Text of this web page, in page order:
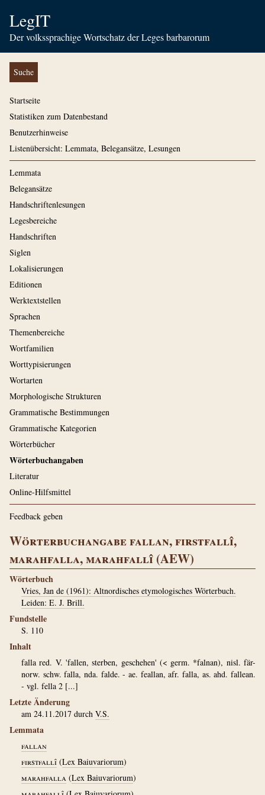
LegIT
Der volkssprachige Wortschatz der Leges barbarorum
Suche
Startseite
Statistiken zum Datenbestand
Benutzerhinweise
Listenübersicht: Lemmata, Belegansätze, Lesungen
Lemmata
Belegansätze
Handschriftenlesungen
Legesbereiche
Handschriften
Siglen
Lokalisierungen
Editionen
Werktextstellen
Sprachen
Themenbereiche
Wortfamilien
Worttypisierungen
Wortarten
Morphologische Strukturen
Grammatische Bestimmungen
Grammatische Kategorien
Wörterbücher
Wörterbuchangaben
Literatur
Online-Hilfsmittel
Feedback geben
Wörterbuchangabe fallan, firstfallî,
marahfalla, marahfallî (AEW)
Wörterbuch
Vries, Jan de (1961): Altnordisches etymologisches Wörterbuch.
Leiden: E. J. Brill.
Fundstelle
S. 110
Inhalt
falla red. V. 'fallen, sterben, geschehen' (< germ. *falnan), nisl. fär-
norw. schw. falla, nda. falde. - ae. feallan, afr. falla, as. ahd. fallean.
- vgl. fella 2 [...]
Letzte Änderung
am 24.11.2017 durch V.S.
Lemmata
fallan
firstfallî (Lex Baiuvariorum)
marahfalla (Lex Baiuvariorum)